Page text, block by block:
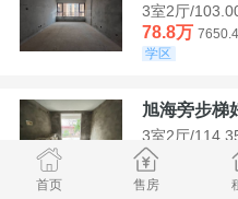
3室2厅/
78.8万
学区
旭海旁步梯
3室2厅/
52万
4547.44
学区
首页 售房